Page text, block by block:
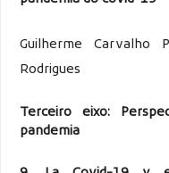
Guilherme Carvalho
Rodrigues
Terceiro eixo:
pandemia